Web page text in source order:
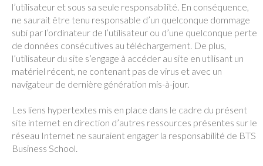
l’utilisateur et sous sa seule responsabilité. En conséquence,
ne saurait être tenu responsable d’un quelconque dommage
subi par l’ordinateur de l’utilisateur ou d’une quelconque perte
de données consécutives au téléchargement. De plus,
l’utilisateur du site s’engage à accéder au site en utilisant un
matériel récent, ne contenant pas de virus et avec un
navigateur de dernière génération mis-à-jour.
Les liens hypertextes mis en place dans le cadre du présent
site internet en direction d’autres ressources présentes sur le
réseau Internet ne sauraient engager la responsabilité de BTS
Business School.